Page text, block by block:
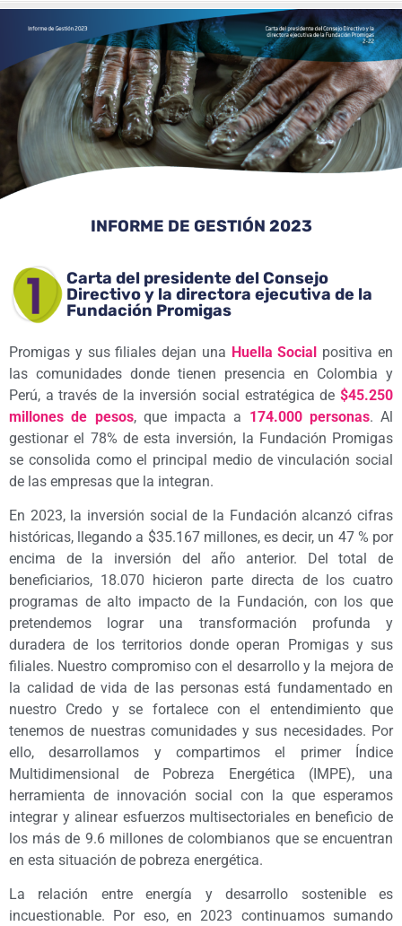
INFORME DE GESTIÓN 2023
Carta del presidente del Consejo
Directivo y la directora ejecutiva de la
Fundación Promigas
Promigas y sus filiales dejan una Huella Social positiva en
las comunidades donde tienen presencia en Colombia y
Perú, a través de la inversión social estratégica de $45.250
millones de pesos, que impacta a 174.000 personas. Al
gestionar el 78% de esta inversión, la Fundación Promigas
se consolida como el principal medio de vinculación social
de las empresas que la integran.
En 2023, la inversión social de la Fundación alcanzó cifras
históricas, llegando a $35.167 millones, es decir, un 47 % por
encima de la inversión del año anterior. Del total de
beneficiarios, 18.070 hicieron parte directa de los cuatro
programas de alto impacto de la Fundación, con los que
pretendemos lograr una transformación profunda y
duradera de los territorios donde operan Promigas y sus
filiales. Nuestro compromiso con el desarrollo y la mejora de
la calidad de vida de las personas está fundamentado en
nuestro Credo y se fortalece con el entendimiento que
tenemos de nuestras comunidades y sus necesidades. Por
ello, desarrollamos y compartimos el primer Índice
Multidimensional de Pobreza Energética (IMPE), una
herramienta de innovación social con la que esperamos
integrar y alinear esfuerzos multisectoriales en beneficio de
los más de 9.6 millones de colombianos que se encuentran
en esta situación de pobreza energética.
La relación entre energía y desarrollo sostenible es
incuestionable. Por eso, en 2023 continuamos sumando